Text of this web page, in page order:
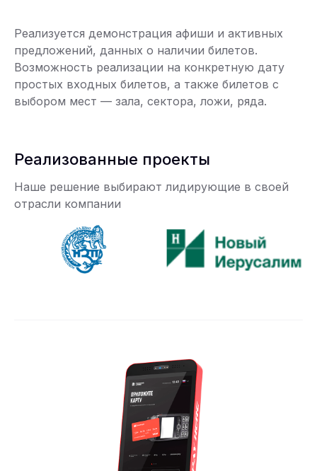
Реализуется демонстрация афиши и активных
предложений, данных о наличии билетов.
Возможность реализации на конкретную дату
простых входных билетов, а также билетов с
выбором мест — зала, сектора, ложи, ряда.
Реализованные проекты
Наше решение выбирают лидирующие в своей
отрасли компании